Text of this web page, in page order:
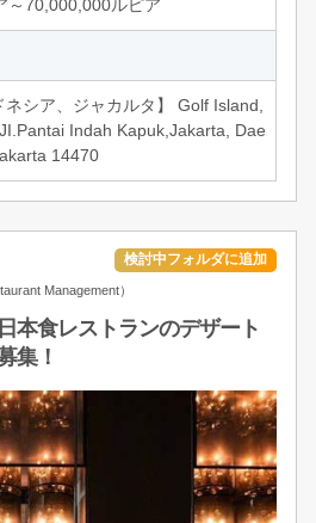
～70,000,000ルピア
シア、ジャカルタ】 Golf Island,
Indah Kapuk,Jakarta, Dae
14470
Management）
本食レストランのデザート
集！